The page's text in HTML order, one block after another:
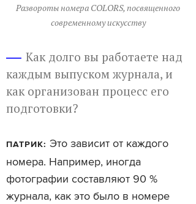
Развороты номера COLORS, посвященного
современному искусству
Как долго вы работаете над
каждым выпуском журнала, и
как организован процесс его
подготовки?
ПАТРИК: Это зависит от каждого
номера. Например, иногда
фотографии составляют 90 %
журнала, как это было в номере